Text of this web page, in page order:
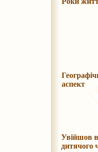
аспект
Увійшов
дитячого